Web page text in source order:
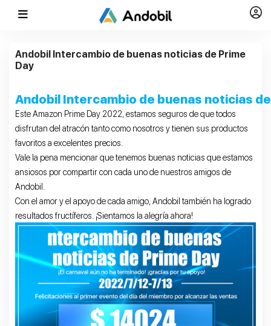
Andobil Intercambio de buenas noticias de Prime
Day
Andobil Intercambio de buenas noticias
Este Amazon Prime Day 2022, estamos seguros de que todos
disfrutan del atracón tanto como nosotros y tienen sus productos
favoritos a excelentes precios.
Vale la pena mencionar que tenemos buenas noticias que estamos
ansiosos por compartir con cada uno de nuestros amigos de
Andobil.
Con el amor y el apoyo de cada amigo, Andobil también ha logrado
resultados fructíferos. ¡Sientamos la alegría ahora!